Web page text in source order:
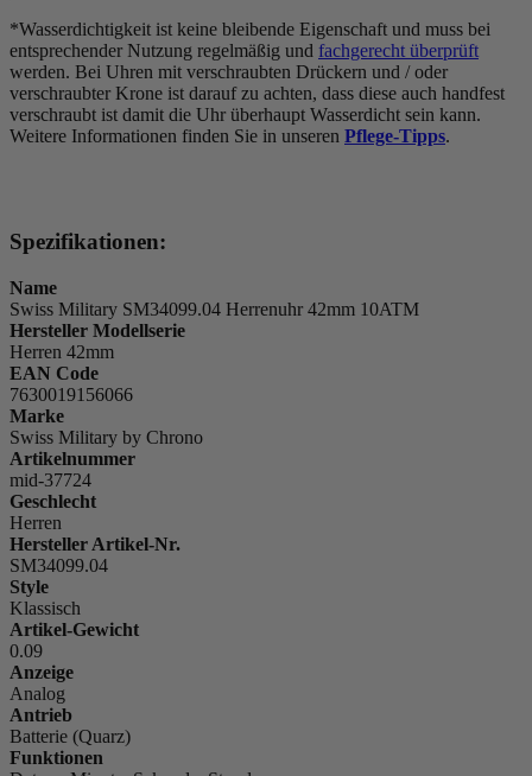
*Wasserdichtigkeit ist keine bleibende Eigenschaft und muss bei
entsprechender Nutzung regelmäßig und fachgerecht überprüft
werden. Bei Uhren mit verschraubten Drückern und / oder
verschraubter Krone ist darauf zu achten, dass diese auch handfest
verschraubt ist damit die Uhr überhaupt Wasserdicht sein kann.
Weitere Informationen finden Sie in unseren Pflege-Tipps.
Spezifikationen:
Name
Swiss Military SM34099.04 Herrenuhr 42mm 10ATM
Hersteller Modellserie
Herren 42mm
EAN Code
7630019156066
Marke
Swiss Military by Chrono
Artikelnummer
mid-37724
Geschlecht
Herren
Hersteller Artikel-Nr.
SM34099.04
Style
Klassisch
Artikel-Gewicht
0.09
Anzeige
Analog
Antrieb
Batterie (Quarz)
Funktionen